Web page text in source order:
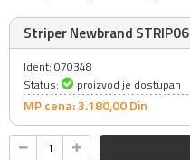
Striper Newbrand STRIP06
Ident: 070348
Status:
proizvod je dostupan
MP cena: 3.180,00Din